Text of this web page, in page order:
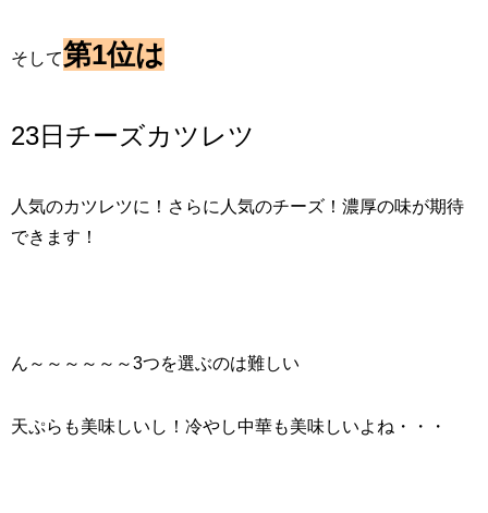
そして第1位は
23日チーズカツレツ
人気のカツレツに！さらに人気のチーズ！濃厚の味が期待
できます！
ん～～～～～～3つを選ぶのは難しい
天ぷらも美味しいし！冷やし中華も美味しいよね・・・